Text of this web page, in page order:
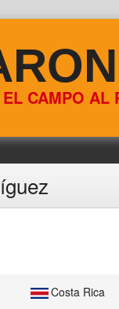
EL CAMPO AL
Costa Rica